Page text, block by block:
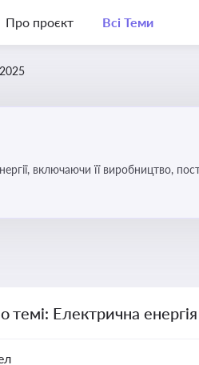
Про проєкт Всі Теми
включаючи її виробництво,
Електрична енергія